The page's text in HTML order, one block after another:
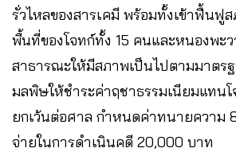
รั่วไหลของสารเคมี พร้อมทั้งเข้าฟื้นฟู
พื้นที่ของโจทก์ทั้ง 15 คนและหนองพะ
สาธารณะให้มีสภาพเป็นไปตามมาตร
มลพิษให้ชำระค่าฤชาธรรมเนียมแทน
ยกเว้นต่อศาล กำหนดค่าทนายความ
จ่ายในการดำเนินคดี 20,000 บาท